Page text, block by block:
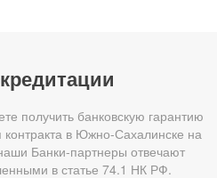
получить банковскую гарантию
в Южно-Сахалинске на
Банки-партнеры отвечают
в статье 74.1 НК РФ.